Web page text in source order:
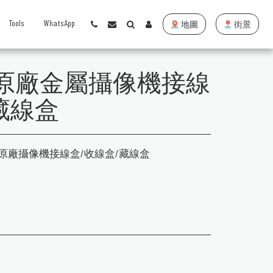
Tools WhatsApp 地圖 街景
原廠金屬攝像機接線
線盒
原廠攝像機接線盒/收線盒/藏線盒